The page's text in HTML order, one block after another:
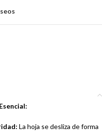
La hoja se desliza de forma